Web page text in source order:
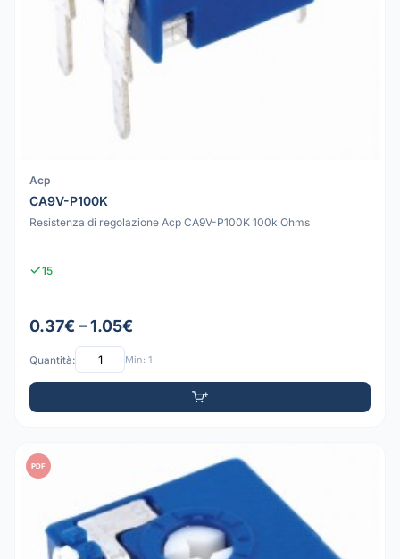
Acp
CA9V-P100K
Resistenza di regolazione Acp CA9V-P100K 100k Ohms
15
0.37€ – 1.05€
Quantità: Min: 1
PDF